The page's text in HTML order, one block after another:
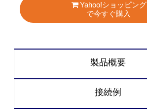
Yahoo!ショッピング
で今すぐ購入
製品概要
接続例